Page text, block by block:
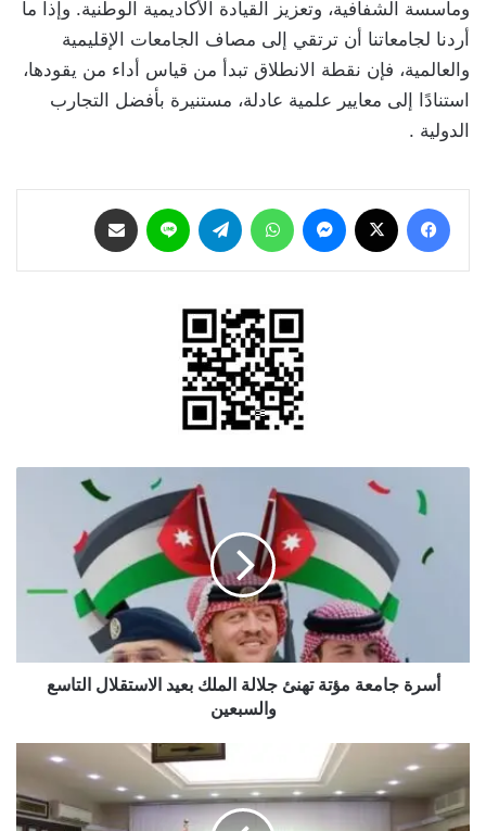
ومأسسة الشفافية، وتعزيز القيادة الأكاديمية الوطنية. وإذا ما
أردنا لجامعاتنا أن ترتقي إلى مصاف الجامعات الإقليمية
والعالمية، فإن نقطة الانطلاق تبدأ من قياس أداء من يقودها،
استنادًا إلى معايير علمية عادلة، مستنيرة بأفضل التجارب
الدولية .
فيسبوك ماسنجر واتساب تيلقرام لاين
التاسع
والسبعينأسرة جامعة مؤتة تهنئ جلالة الملك بعيد الاستقلال التاسع
والسبعين
أمين
عام
التعليم
العالي